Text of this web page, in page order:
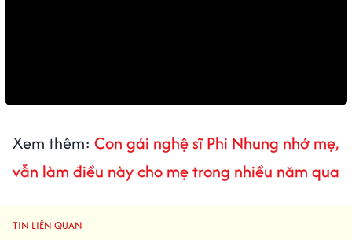
Xem thêm: Con gái nghệ sĩ Phi Nhung nhớ mẹ,
vẫn làm điều này cho mẹ trong nhiều năm qua
TIN LIÊN QUAN